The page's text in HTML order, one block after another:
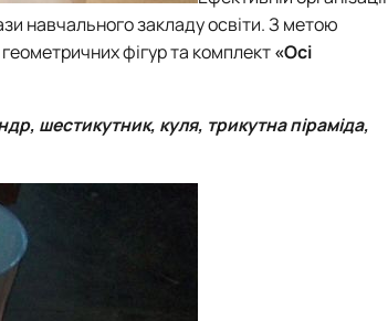
навчального закладу освіти. З метою
фігур та комплект«Осі
шестикутник, куля, трикутна піраміда,